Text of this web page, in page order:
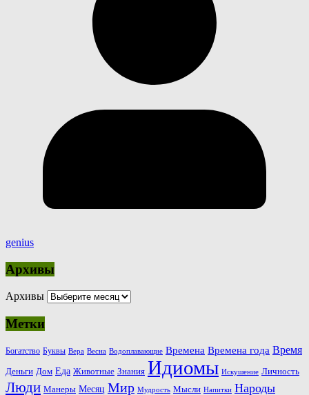
genius
Архивы
Архивы
Метки
Богатство Буквы Вера Весна Водоплавающие Времена Времена года Время
Деньги Дом Еда Животные Знания Идиомы Искушение Личность
Люди Манеры Месяц Мир Мудрость Мысли Напитки Народы